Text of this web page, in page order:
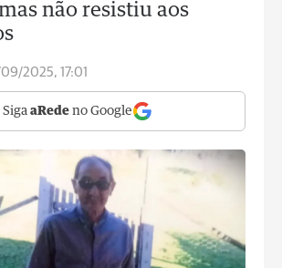
não resistiu aos
09/2025, 17:01
Siga aRede no Google